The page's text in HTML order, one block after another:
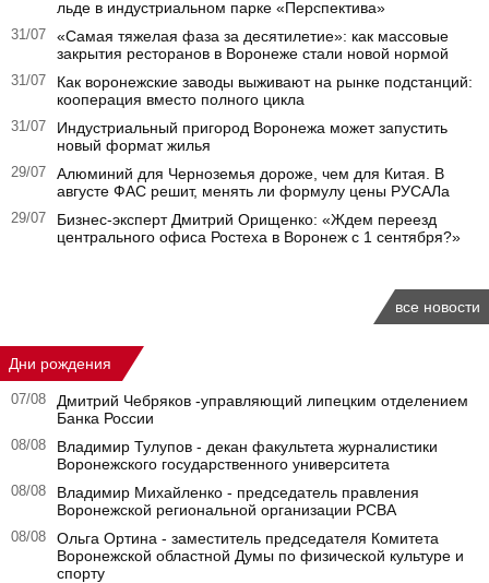
льде в индустриальном парке «Перспектива»
31/07
«Самая тяжелая фаза за десятилетие»: как массовые
закрытия ресторанов в Воронеже стали новой нормой
31/07
Как воронежские заводы выживают на рынке подстанций:
кооперация вместо полного цикла
31/07
Индустриальный пригород Воронежа может запустить
новый формат жилья
29/07
Алюминий для Черноземья дороже, чем для Китая. В
августе ФАС решит, менять ли формулу цены РУСАЛа
29/07
Бизнес-эксперт Дмитрий Орищенко: «Ждем переезд
центрального офиса Ростеха в Воронеж с 1 сентября?»
все новости
Дни рождения
07/08
Дмитрий Чебряков -управляющий липецким отделением
Банка России
08/08
Владимир Тулупов - декан факультета журналистики
Воронежского государственного университета
08/08
Владимир Михайленко - председатель правления
Воронежской региональной организации РСВА
08/08
Ольга Ортина - заместитель председателя Комитета
Воронежской областной Думы по физической культуре и
спорту